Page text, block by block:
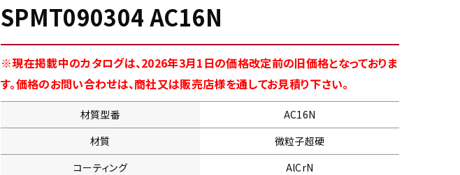
SPMT090304 AC16N
※現在掲載中のカタログは、2026年3月1日の価格改定前の旧価格となっておりま
す。価格のお問い合わせは、商社又は販売店様を通してお見積り下さい。
材質型番
AC16N
材質
微粒子超硬
コーティング
AlCrN